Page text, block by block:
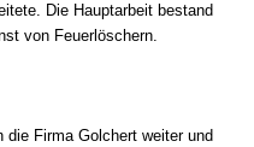
Die Hauptarbeit bestand
von Feuerlöschern.
die Firma Golchert weiter und